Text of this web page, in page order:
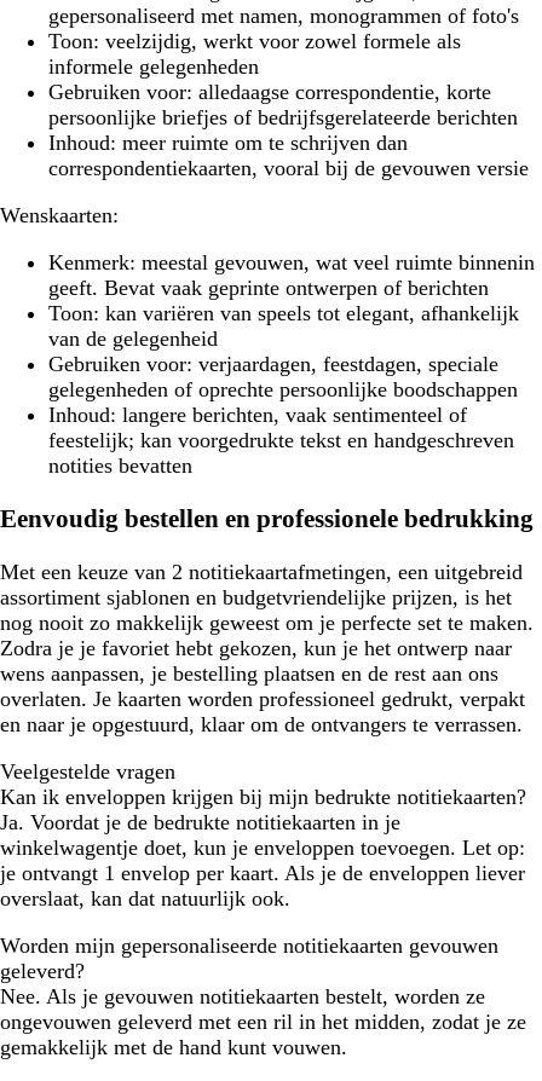
gepersonaliseerd met namen, monogrammen of foto's
Toon: veelzijdig, werkt voor zowel formele als
informele gelegenheden
Gebruiken voor: alledaagse correspondentie, korte
persoonlijke briefjes of bedrijfsgerelateerde berichten
Inhoud: meer ruimte om te schrijven dan
correspondentiekaarten, vooral bij de gevouwen versie
Wenskaarten:
Kenmerk: meestal gevouwen, wat veel ruimte binnenin
geeft. Bevat vaak geprinte ontwerpen of berichten
Toon: kan variëren van speels tot elegant, afhankelijk
van de gelegenheid
Gebruiken voor: verjaardagen, feestdagen, speciale
gelegenheden of oprechte persoonlijke boodschappen
Inhoud: langere berichten, vaak sentimenteel of
feestelijk; kan voorgedrukte tekst en handgeschreven
notities bevatten
Eenvoudig bestellen en professionele bedrukking
Met een keuze van 2 notitiekaartafmetingen, een uitgebreid
assortiment sjablonen en budgetvriendelijke prijzen, is het
nog nooit zo makkelijk geweest om je perfecte set te maken.
Zodra je je favoriet hebt gekozen, kun je het ontwerp naar
wens aanpassen, je bestelling plaatsen en de rest aan ons
overlaten. Je kaarten worden professioneel gedrukt, verpakt
en naar je opgestuurd, klaar om de ontvangers te verrassen.
Veelgestelde vragen
Kan ik enveloppen krijgen bij mijn bedrukte notitiekaarten?
Ja. Voordat je de bedrukte notitiekaarten in je
winkelwagentje doet, kun je enveloppen toevoegen. Let op:
je ontvangt 1 envelop per kaart. Als je de enveloppen liever
overslaat, kan dat natuurlijk ook.
Worden mijn gepersonaliseerde notitiekaarten gevouwen
geleverd?
Nee. Als je gevouwen notitiekaarten bestelt, worden ze
ongevouwen geleverd met een ril in het midden, zodat je ze
gemakkelijk met de hand kunt vouwen.